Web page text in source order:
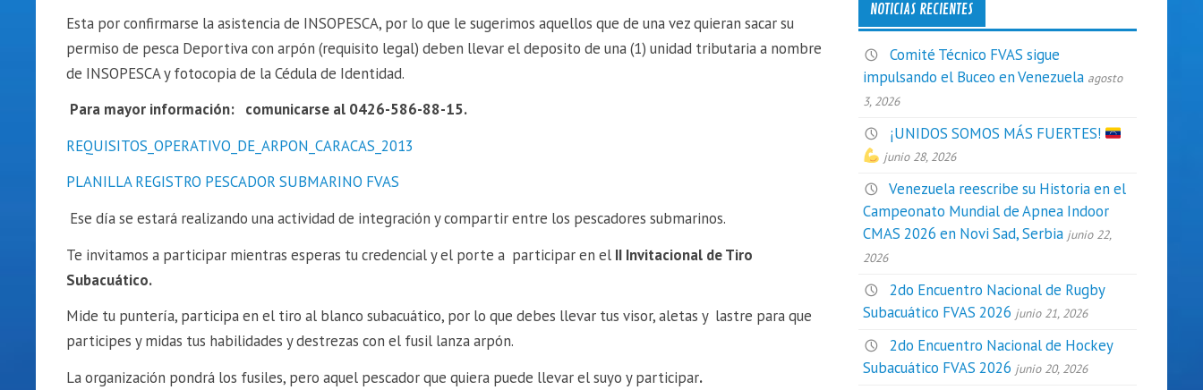
Esta por confirmarse la asistencia de INSOPESCA, por lo que le sugerimos aquellos que de una vez quieran sacar su
permiso de pesca Deportiva con arpón (requisito legal) deben llevar el deposito de una (1) unidad tributaria a nombre
de INSOPESCA y fotocopia de la Cédula de Identidad.
Para mayor información: comunicarse al 0426-586-88-15.
REQUISITOS_OPERATIVO_DE_ARPON_CARACAS_2013
PLANILLA REGISTRO PESCADOR SUBMARINO FVAS
Ese día se estará realizando una actividad de integración y compartir entre los pescadores submarinos.
Te invitamos a participar mientras esperas tu credencial y el porte a participar en el II Invitacional de Tiro
Subacuático.
Mide tu puntería, participa en el tiro al blanco subacuático, por lo que debes llevar tus visor, aletas y lastre para que
participes y midas tus habilidades y destrezas con el fusil lanza arpón.
La organización pondrá los fusiles, pero aquel pescador que quiera puede llevar el suyo y participar.
NOTICIAS RECIENTES
Comité Técnico FVAS sigue
impulsando el Buceo en Venezuela agosto
3, 2026
¡UNIDOS SOMOS MÁS FUERTES!
junio 28, 2026
Venezuela reescribe su Historia en el
Campeonato Mundial de Apnea Indoor
CMAS 2026 en Novi Sad, Serbia junio 22,
2026
2do Encuentro Nacional de Rugby
Subacuático FVAS 2026 junio 21, 2026
2do Encuentro Nacional de Hockey
Subacuático FVAS 2026 junio 20, 2026